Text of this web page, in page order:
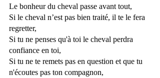
Le bonheur du cheval passe avant tout,
Si le cheval n’est pas bien traité, il te le fera
regretter,
Si tu ne penses qu'à toi le cheval perdra
confiance en toi,
Si tu ne te remets pas en question et que tu
n'écoutes pas ton compagnon,